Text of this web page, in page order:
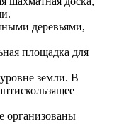
деревьями,
площадка для
земли. В
организованы